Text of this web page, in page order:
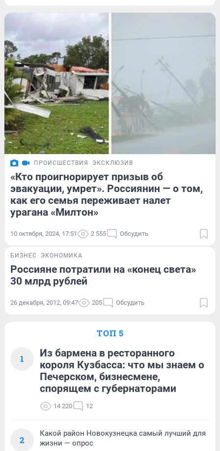
ПРОИСШЕСТВИЯ ЭКСКЛЮЗИВ
«Кто проигнорирует призыв об
эвакуации, умрет». Россиянин — о том,
как его семья переживает налет
урагана «Милтон»
10 октября, 2024, 17:51 2 555 Обсудить
БИЗНЕС ЭКОНОМИКА
Россияне потратили на «конец света»
30 млрд рублей
26 декабря, 2012, 09:47 205 Обсудить
ТОП 5
1
Из бармена в ресторанного
короля Кузбасса: что мы знаем о
Печерском, бизнесмене,
спорящем с губернаторами
14 220 12
2
Какой район Новокузнецка самый лучший для
жизни — опрос